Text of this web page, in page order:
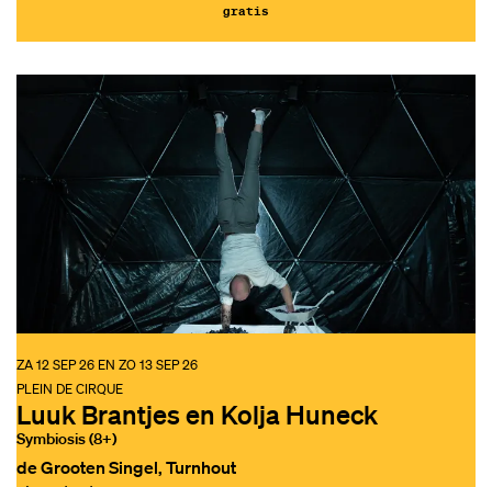
gratis
Luuk Brantjes en Kolja Huneck
Symbiosis (8+)
PLEIN DE CIRQUE
ZA 12 SEP 26 EN ZO 13 SEP 26
de Grooten Singel, Turnhout